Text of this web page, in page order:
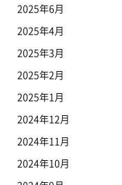
2025年6月
2025年4月
2025年3月
2025年2月
2025年1月
2024年12月
2024年11月
2024年10月